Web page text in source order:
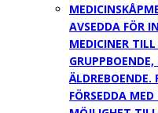
MEDICINSKÅP
AVSEDDA FÖR
MEDICINER
GRUPPBOENDE,
ÄLDREBOENDE.
FÖRSEDDA